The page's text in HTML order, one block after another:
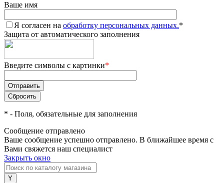
Ваше имя
Я согласен на обработку персональных данных.*
Защита от автоматического заполнения
Введите символы с картинки*
* - Поля, обязательные для заполнения
Сообщение отправлено
Ваше сообщение успешно отправлено. В ближайшее время с
Вами свяжется наш специалист
Закрыть окно